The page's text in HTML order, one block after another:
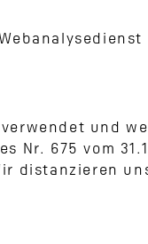
und
Nr. 675 vom
distanzieren